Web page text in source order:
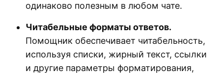
одинаково полезным в любом чате.
Читабельные форматы ответов.
Помощник обеспечивает читабельность,
используя списки, жирный текст, ссылки
и другие параметры форматирования,